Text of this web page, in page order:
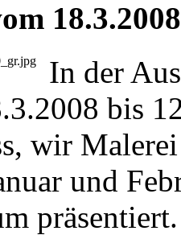
In der
bis
wir
und
präsentiert.